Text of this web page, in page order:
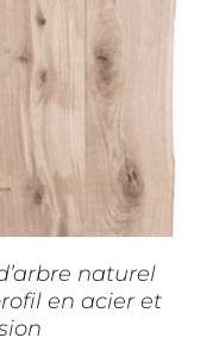
PRODUIT
A
PLUSIEURS
VARIATIONS.
LES
OPTIONS
ÊTRE
DÉTAILS
naturel
en acier et